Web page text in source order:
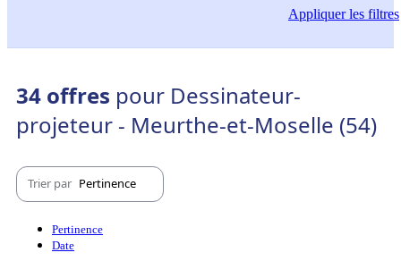
Appliquerles filtres
34 offres pour Dessinateur-
projeteur - Meurthe-et-Moselle (54)
Trier par Pertinence
Pertinence
Date